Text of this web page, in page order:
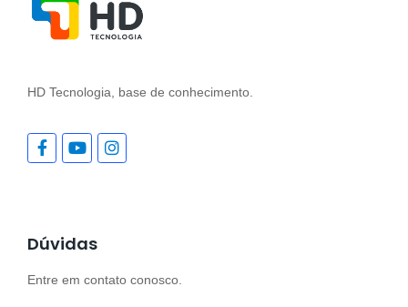
HD Tecnologia, base de conhecimento.
Dúvidas
Entre em contato conosco.